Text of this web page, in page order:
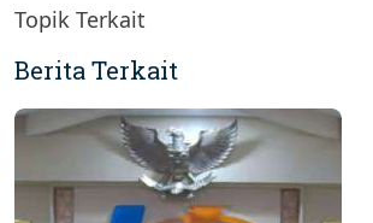
Topik Terkait
Berita Terkait